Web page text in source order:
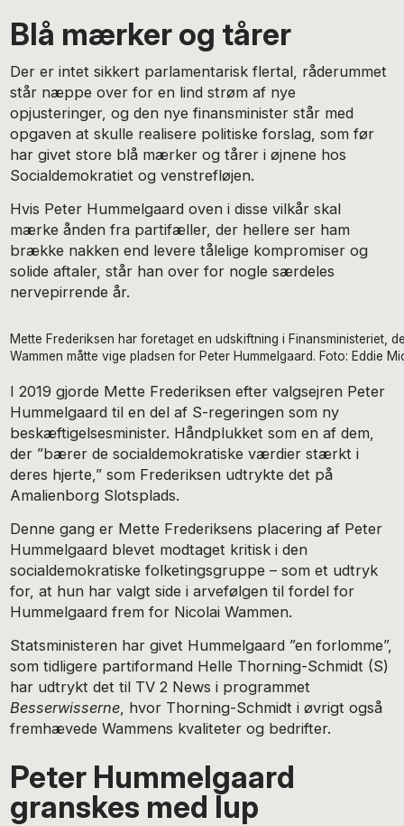
Blå mærker og tårer
Der er intet sikkert parlamentarisk flertal, råderummet
står næppe over for en lind strøm af nye
opjusteringer, og den nye finansminister står med
opgaven at skulle realisere politiske forslag, som før
har givet store blå mærker og tårer i øjnene hos
Socialdemokratiet og venstrefløjen.
Hvis Peter Hummelgaard oven i disse vilkår skal
mærke ånden fra partifæller, der hellere ser ham
brække nakken end levere tålelige kompromiser og
solide aftaler, står han over for nogle særdeles
nervepirrende år.
Mette Frederiksen har foretaget en udskiftning i Finansministeriet,
Wammen måtte vige pladsen for Peter Hummelgaard. Foto: Eddie
I 2019 gjorde Mette Frederiksen efter valgsejren Peter
Hummelgaard til en del af S-regeringen som ny
beskæftigelsesminister. Håndplukket som en af dem,
der ”bærer de socialdemokratiske værdier stærkt i
deres hjerte,” som Frederiksen udtrykte det på
Amalienborg Slotsplads.
Denne gang er Mette Frederiksens placering af Peter
Hummelgaard blevet modtaget kritisk i den
socialdemokratiske folketingsgruppe – som et udtryk
for, at hun har valgt side i arvefølgen til fordel for
Hummelgaard frem for Nicolai Wammen.
Statsministeren har givet Hummelgaard ”en forlomme”,
som tidligere partiformand Helle Thorning-Schmidt (S)
har udtrykt det til TV 2 News i programmet
Besserwisserne , hvor Thorning-Schmidt i øvrigt også
fremhævede Wammens kvaliteter og bedrifter.
Peter Hummelgaard
granskes med lup